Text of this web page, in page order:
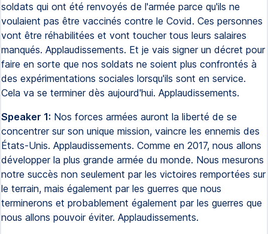
soldats qui ont été renvoyés de l'armée parce qu'ils ne
voulaient pas être vaccinés contre le Covid. Ces personnes
vont être réhabilitées et vont toucher tous leurs salaires
manqués. Applaudissements. Et je vais signer un décret pour
faire en sorte que nos soldats ne soient plus confrontés à
des expérimentations sociales lorsqu'ils sont en service.
Cela va se terminer dès aujourd'hui. Applaudissements.
Speaker 1: Nos forces armées auront la liberté de se
concentrer sur son unique mission, vaincre les ennemis des
États-Unis. Applaudissements. Comme en 2017, nous allons
développer la plus grande armée du monde. Nous mesurons
notre succès non seulement par les victoires remportées sur
le terrain, mais également par les guerres que nous
terminerons et probablement également par les guerres que
nous allons pouvoir éviter. Applaudissements.